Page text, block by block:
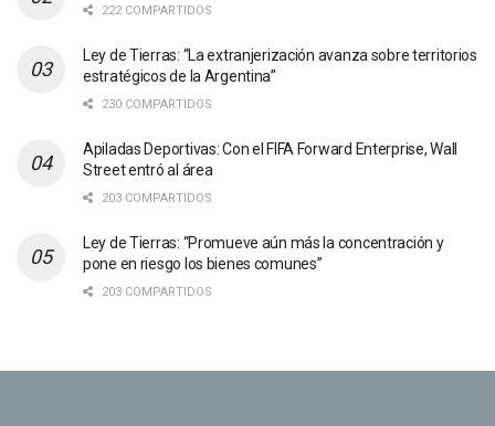
222 COMPARTIDOS
Ley de Tierras: “La extranjerización avanza sobre territorios
estratégicos de la Argentina”
230 COMPARTIDOS
Apiladas Deportivas: Con el FIFA Forward Enterprise, Wall
Street entró al área
203 COMPARTIDOS
Ley de Tierras: “Promueve aún más la concentración y
pone en riesgo los bienes comunes”
203 COMPARTIDOS